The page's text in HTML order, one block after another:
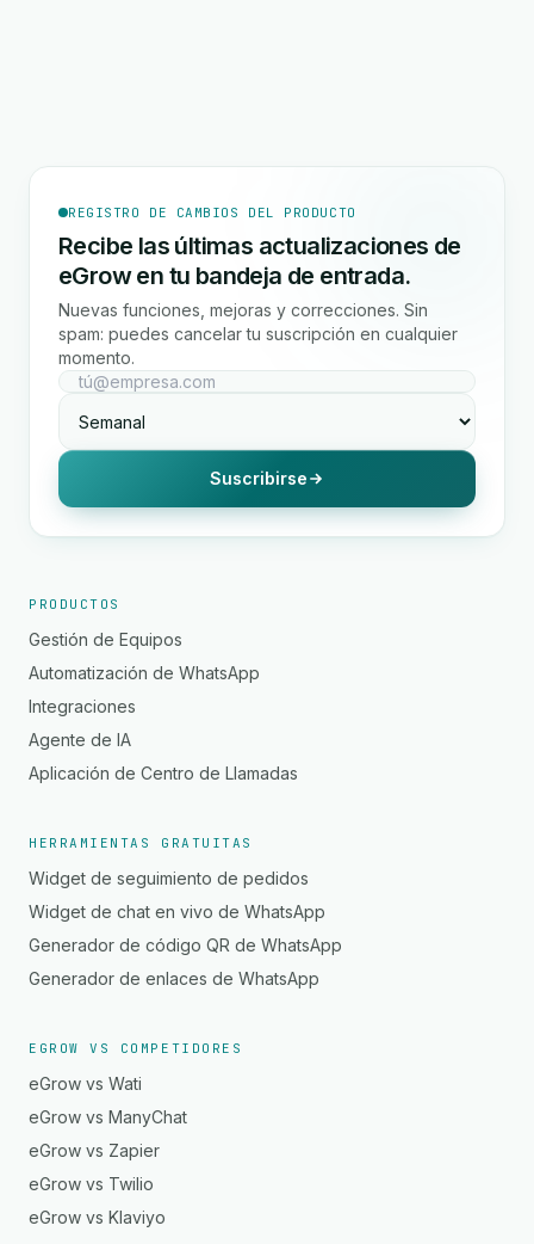
REGISTRO DE CAMBIOS DEL PRODUCTO
Recibe las últimas actualizaciones de
eGrow en tu bandeja de entrada.
Nuevas funciones, mejoras y correcciones. Sin
spam: puedes cancelar tu suscripción en cualquier
momento.
Suscribirse
PRODUCTOS
Gestión de Equipos
Automatización de WhatsApp
Integraciones
Agente de IA
Aplicación de Centro de Llamadas
HERRAMIENTAS GRATUITAS
Widget de seguimiento de pedidos
Widget de chat en vivo de WhatsApp
Generador de código QR de WhatsApp
Generador de enlaces de WhatsApp
EGROW VS COMPETIDORES
eGrow vs Wati
eGrow vs ManyChat
eGrow vs Zapier
eGrow vs Twilio
eGrow vs Klaviyo